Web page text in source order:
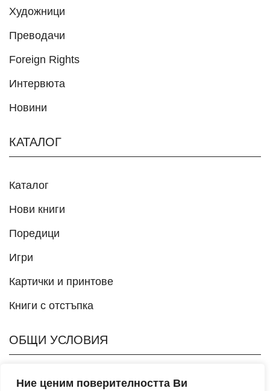
Ние ценим поверителността Ви
Художници
Преводачи
Foreign Rights
Интервюта
Новини
КАТАЛОГ
Каталог
Нови книги
Поредици
Игри
Картички и принтове
Книги с отстъпка
ОБЩИ УСЛОВИЯ
Политика на поверителност